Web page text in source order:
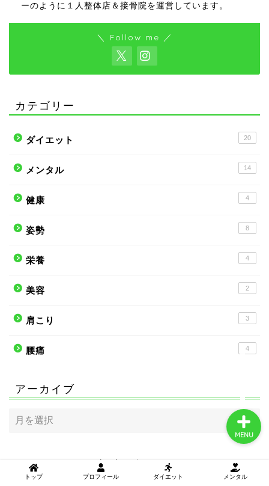
ーのように１人整体店＆接骨院を運営しています。
＼ Follow me ／
カテゴリー
ダイエット 20
メンタル 14
健康 4
姿勢 8
栄養 4
美容 2
肩こり 3
腰痛 4
アーカイブ
キーワードから記事を探す
トップ プロフィール ダイエット メンタル
MENU